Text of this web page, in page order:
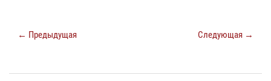
← Предыдущая Следующая →